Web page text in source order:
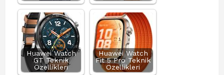
Huawei Watch
GT Teknik
Özellikleri
Huawei Watch
Fit 5 Pro Teknik
Özellikleri